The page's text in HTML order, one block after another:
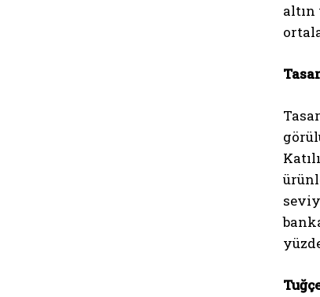
altın